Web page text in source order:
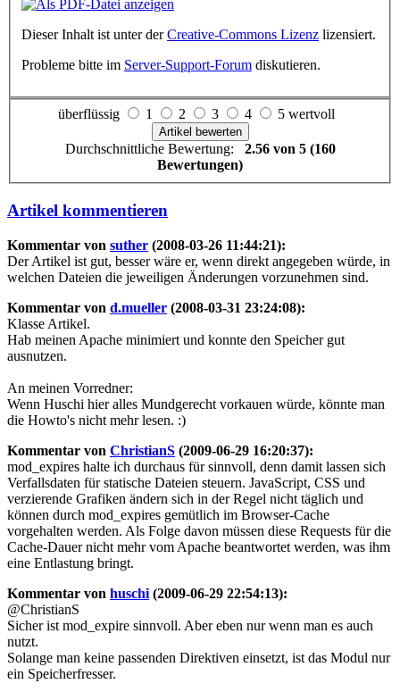
Dieser Inhalt ist unter derCreative-Commons Lizenz lizensiert.
Probleme bitte im Server-Support-Forum diskutieren.
überflüssig 1 2 3 4 5 wertvoll
Durchschnittliche Bewertung: 2.56 von 5 (160
Bewertungen)
Artikel kommentieren
Kommentar von suther (2008-03-26 11:44:21):
Der Artikel ist gut, besser wäre er, wenn direkt angegeben würde, in
welchen Dateien die jeweiligen Änderungen vorzunehmen sind.
Kommentar von d.mueller (2008-03-31 23:24:08):
Klasse Artikel.
Hab meinen Apache minimiert und konnte den Speicher gut
ausnutzen.
An meinen Vorredner:
Wenn Huschi hier alles Mundgerecht vorkauen würde, könnte man
die Howto's nicht mehr lesen. :)
Kommentar von ChristianS (2009-06-29 16:20:37):
mod_expires halte ich durchaus für sinnvoll, denn damit lassen sich
Verfallsdaten für statische Dateien steuern. JavaScript, CSS und
verzierende Grafiken ändern sich in der Regel nicht täglich und
können durch mod_expires gemütlich im Browser-Cache
vorgehalten werden. Als Folge davon müssen diese Requests für die
Cache-Dauer nicht mehr vom Apache beantwortet werden, was ihm
eine Entlastung bringt.
Kommentar von huschi (2009-06-29 22:54:13):
@ChristianS
Sicher ist mod_expire sinnvoll. Aber eben nur wenn man es auch
nutzt.
Solange man keine passenden Direktiven einsetzt, ist das Modul nur
ein Speicherfresser.